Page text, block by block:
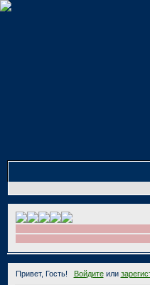
Привет, Гость! Войдитеили